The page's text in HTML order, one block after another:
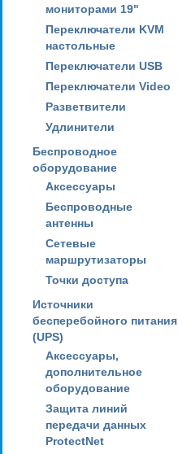
мониторами 19"
Переключатели KVM
настольные
Переключатели USB
Переключатели Video
Разветвители
Удлинители
Беспроводное
оборудование
Аксессуары
Беспроводные
антенны
Сетевые
маршрутизаторы
Точки доступа
Источники
бесперебойного питания
(UPS)
Аксессуары,
дополнительное
оборудование
Защита линий
передачи данных
ProtectNet